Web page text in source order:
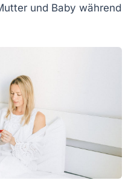
und Baby während